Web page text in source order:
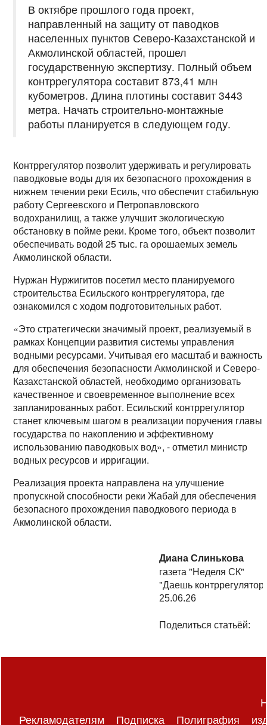
В октябре прошлого года проект,
направленный на защиту от паводков
населенных пунктов Северо-Казахстанской и
Акмолинской областей, прошел
государственную экспертизу. Полный объем
контррегулятора составит 873,41 млн
кубометров. Длина плотины составит 3443
метра. Начать строительно-монтажные
работы планируется в следующем году.
Контррегулятор позволит удерживать и регулировать
паводковые воды для их безопасного прохождения в
нижнем течении реки Есиль, что обеспечит стабильную
работу Сергеевского и Петропавловского
водохранилищ, а также улучшит экологическую
обстановку в пойме реки. Кроме того, объект позволит
обеспечивать водой 25 тыс. га орошаемых земель
Акмолинской области.
Нуржан Нуржигитов посетил место планируемого
строительства Есильского контррегулятора, где
ознакомился с ходом подготовительных работ.
«Это стратегически значимый проект, реализуемый в
рамках Концепции развития системы управления
водными ресурсами. Учитывая его масштаб и важность
для обеспечения безопасности Акмолинской и Северо-
Казахстанской областей, необходимо организовать
качественное и своевременное выполнение всех
запланированных работ. Есильский контррегулятор
станет ключевым шагом в реализации поручения главы
государства по накоплению и эффективному
использованию паводковых вод», - отметил министр
водных ресурсов и ирригации.
Реализация проекта направлена на улучшение
пропускной способности реки Жабай для обеспечения
безопасного прохождения паводкового периода в
Акмолинской области.
Диана Слинькова
газета "Неделя СК"
"Даешь
25.06.26
Поделиться статьёй:
Рекламодателям Подписка Полиграфия